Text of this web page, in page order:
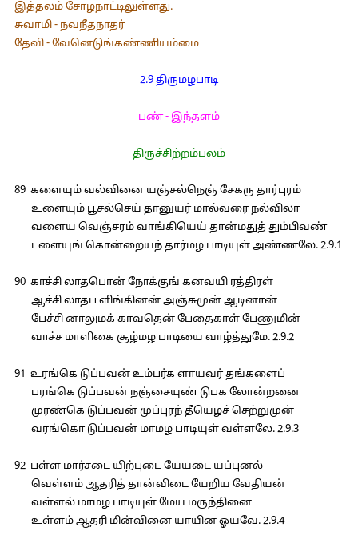
இத்தலம் சோழநாட்டிலுள்ளது.
சுவாமி - நவநீதநாதர்
தேவி - வேனெடுங்கண்ணியம்மை
2.9 திருமழபாடி
பண் - இந்தளம்
திருச்சிற்றம்பலம்
89 களையும் வல்வினை யஞ்சல்நெஞ் சேகரு தார்புரம்
உளையும் பூசல்செய் தானுயர் மால்வரை நல்விலா
வளைய வெஞ்சரம் வாங்கியெய் தான்மதுத் தும்பிவண்
டளையுங் கொன்றையந் தார்மழ பாடியுள் அண்ணலே. 2.9.1
90 காச்சி லாதபொன் நோக்குங் கனவயி ரத்திரள்
ஆச்சி லாதப ளிங்கினன் அஞ்சுமுன் ஆடினான்
பேச்சி னாலுமக் காவதென் பேதைகாள் பேணுமின்
வாச்ச மாளிகை சூழ்மழ பாடியை வாழ்த்துமே. 2.9.2
91 உரங்கெ டுப்பவன் உம்பர்க ளாயவர் தங்களைப்
பரங்கெ டுப்பவன் நஞ்சையுண் டுபக லோன்றனை
முரண்கெ டுப்பவன் முப்புரந் தீயெழச் செற்றுமுன்
வரங்கொ டுப்பவன் மாமழ பாடியுள் வள்ளலே. 2.9.3
92 பள்ள மார்சடை யிற்புடை யேயடை யப்புனல்
வெள்ளம் ஆதரித் தான்விடை யேறிய வேதியன்
வள்ளல் மாமழ பாடியுள் மேய மருந்தினை
உள்ளம் ஆதரி மின்வினை யாயின ஓயவே. 2.9.4